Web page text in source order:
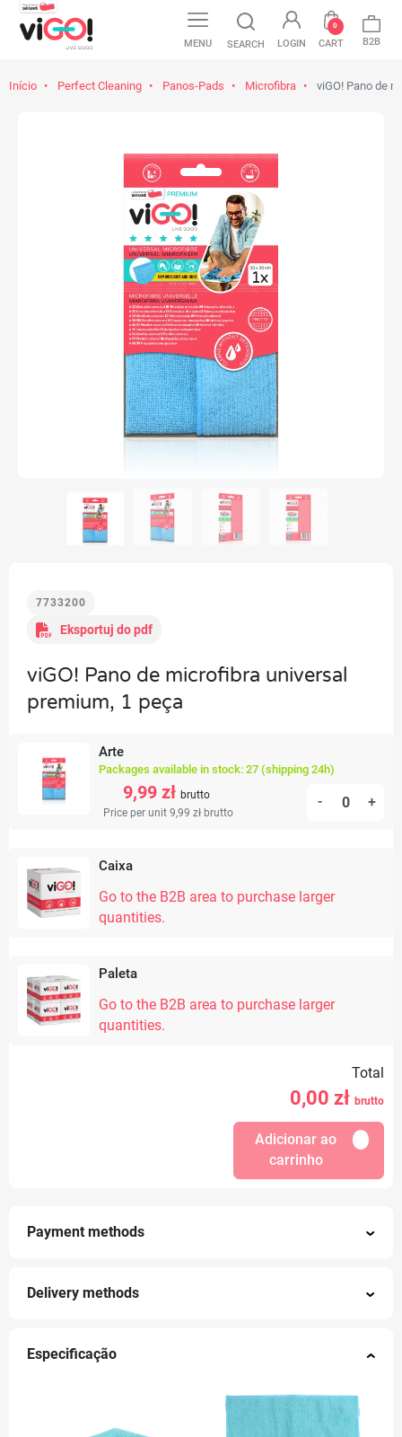
MENU SEARCH LOGIN CART
0
B2B
Início Perfect Cleaning Panos-Pads Microfibra viGO! Pano de
7733200
Eksportuj do pdf
viGO! Pano de microfibra universal
premium, 1 peça
Arte
Packages available in stock: 27 (shipping 24h)
9,99 zł brutto
Price per unit 9,99 zł brutto
- +
Caixa
Go to the B2B area to purchase larger
quantities.
Paleta
Go to the B2B area to purchase larger
quantities.
Total
0,00 zł brutto
Adicionar ao
carrinho
Payment methods
Delivery methods
Especificação